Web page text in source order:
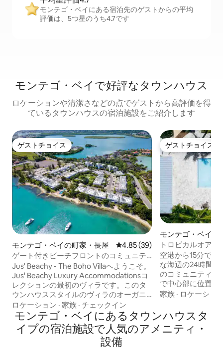
モンテゴ・ベイにある宿泊先のゲストからの平均
評価は、5つ星のうち4.7です
モンテゴ・ベイで好評なタウンハウス
ロケーションや清潔さなどの点でゲストから高評価を得
ているタウンハウスの宿泊施設をご紹介します
ゲストチョイス
ゲストチョイス
モンテゴ・ベイの町家・長屋 レビュー39件、5つ星中4.85つ
4.85 (39)
ゲート付きビーチフロントのコミュニテ
ィにあるボーホーヴィラ
Jus' Beachy - The Boho Villaへようこそ。
Jus' Beachy Luxury Accommodationsコ
レクションの最初のヴィラです。このタ
ウンハウススタイルのヴィラのオーガニ
ックでシックな装飾は、自由奔放なビー
チボヘミアンにインスパイアされてお
り、モンテゴベイのフリーポートにある
ビーチフロントの22 Freeportゲート付き
コミュニティにあります。 この施設は、
ロケーション · 家族 · チェックイン
ゲストチョイス
ゲストチョイス
モンテゴ・ベイの
トロピカルオア
ス／オプションの
空港から15分です
な海辺の24時間
のコミュニティに
で中心部に位置す
ださい。ガゼボか
ートビーチへのア
だけます。 ここ
い宿泊先です。
家族 · ロケーショ
モンテゴ・ベイにあるタウンハウスタ
イプの宿泊施設で人気のアメニティ・
設備